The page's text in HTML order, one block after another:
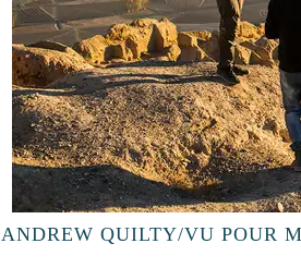
ANDREW QUILTY/VU POUR